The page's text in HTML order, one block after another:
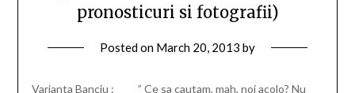
pronosticuri si fotografii)
Posted on March 20, 2013 by
Varianta Banciu : ” Ce sa cautam, mah, noi acolo? Nu